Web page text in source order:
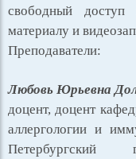
свободный
материалу и
Преподаватели:
Любовь Юрьевна
доцент, доцент
аллергологии и
Петербургский